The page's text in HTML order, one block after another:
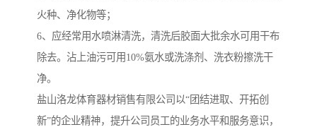
火种、净化物等；
6、应经常用水喷淋清洗，清洗后胶面大批余水可用干布
除去。沾上油污可用10%氨水或洗涤剂、洗衣粉擦洗干
净。
盐山洛龙体育器材销售有限公司以“团结进取、开拓创
新”的企业精神，提升公司员工的业务水平和服务意识，